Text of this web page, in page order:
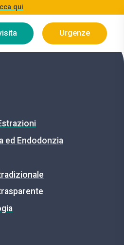
qui
Urgenze
ed Endodonzia